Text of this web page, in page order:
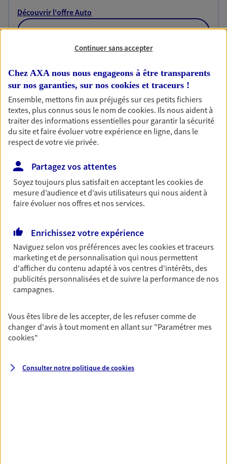
Découvrir l'offre Auto
OBTENIR UN TARIF EN LIGNE
Habitation
Votre logement est unique, comme vous. Le
contrat Ma Maison assure votre sérénité en
protégeant ce qui vous tient à coeur.
Découvrir l'offre Habitation
OBTENIR UN TARIF EN LIGNE
Garantie Accidents de la Vie
Bricoleuse, féru de jardinage, pâtissier en herbe
Accident, protégez votre qualité de vie et vos
revenus.
Découvrir l'offre Garantie Accidents de la Vie
OBTENIR UN TARIF EN LIGNE
Multirisque Entreprise
Gagnez en simplicité et en sérénité avec votre
équipements et stocks… sans oublier votre
Continuer sans accepter
Chez AXA nous nous engageons à être transparents
sur nos garanties, sur nos cookies et traceurs !
Ensemble, mettons fin aux préjugés sur ces petits fichiers
textes, plus connus sous le nom decookies. Ils nous aident à
traiter des informations essentielles pour garantir la sécurité
du site et faire évoluer votre expérience en ligne, dans le
respect de votre vie privée.
Partagez vos attentes
Soyez toujours plus satisfait en acceptant lescookiesde
mesure d’audience et d’avis utilisateurs qui nous aident à
faire évoluer nos offres et nos services.
Enrichissez votre expérience
Naviguez selon vos préférences avec lescookies et traceurs
marketing et de personnalisation qui nous permettent
d'afficher du contenu adapté à vos centres d'intérêts, des
publicités personnalisées et de suivre la performance de nos
campagnes.
Vous êtes libre de les accepter, de les refuser comme de
changer d'avis à tout moment en allant sur "Paramétrer mes
cookies"
Consulter notre politique decookies